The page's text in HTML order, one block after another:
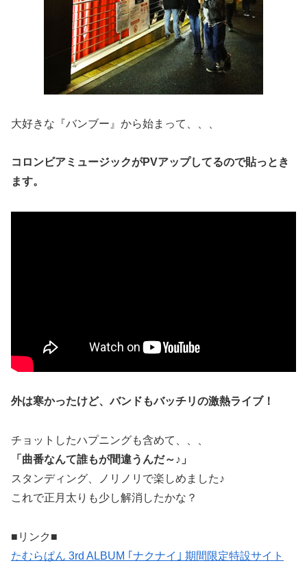
大好きな『バンブー』から始まって、、、
コロンビアミュージックがPVアップしてるので貼っとき
ます。
外は寒かったけど、バンドもバッチリの激熱ライブ！
チョットしたハプニングも含めて、、、
「曲番なんて誰もが間違うんだ～♪」
スタンディング、ノリノリで楽しめました♪
これで正月太りも少し解消したかな？
■リンク■
たむらぱん 3rd ALBUM ｢ナクナイ｣ 期間限定特設サイト